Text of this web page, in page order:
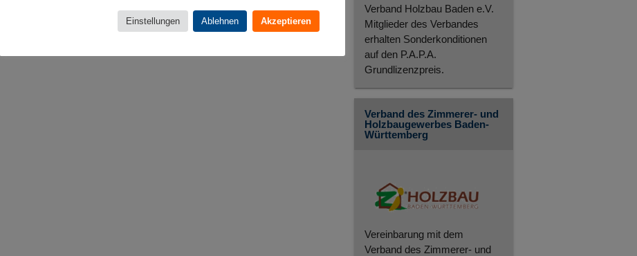
Verband Holzbau Baden e.V.
Mitglieder des Verbandes
erhalten Sonderkonditionen
auf den P.A.P.A.
Grundlizenzpreis.
Verband des Zimmerer- und
Holzbaugewerbes Baden-
Württemberg
Vereinbarung mit dem
Verband des Zimmerer- und
Einstellungen Ablehnen Akzeptieren